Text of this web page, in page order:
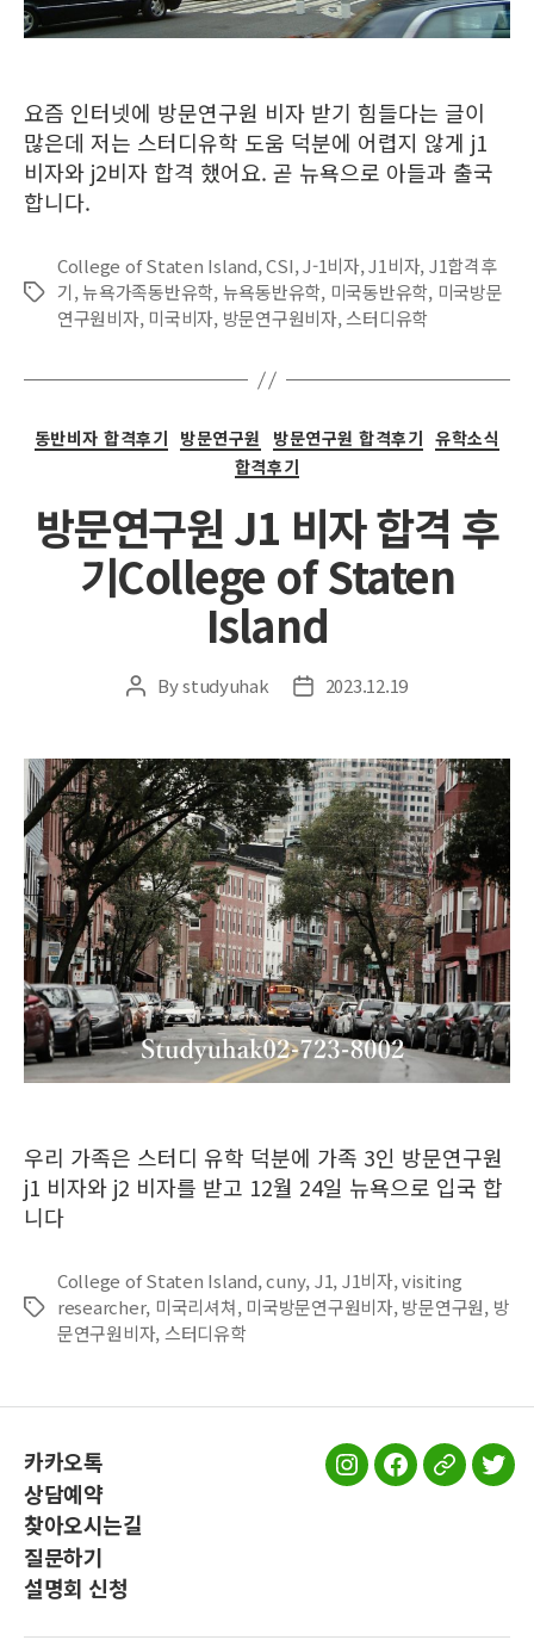
요즘 인터넷에 방문연구원 비자 받기 힘들다는 글이
많은데 저는 스터디유학 도움 덕분에 어렵지 않게 j1
비자와 j2비자 합격 했어요. 곧 뉴욕으로 아들과 출국
합니다.
Tags
College of Staten Island,CSI,J-1비자,J1비자, J1합격후
기,뉴욕가족동반유학, 뉴욕동반유학, 미국동반유학, 미국방문
연구원비자, 미국비자, 방문연구원비자,스터디유학
Categories
동반비자 합격후기 방문연구원 방문연구원 합격후기 유학소식
합격후기
방문연구원 J1 비자 합격 후
기College of Staten
Island
PostBystudyuhak
Post2023.12.19
우리 가족은 스터디 유학 덕분에 가족 3인 방문연구원
j1 비자와 j2 비자를 받고 12월 24일 뉴욕으로 입국 합
니다
Tags
College of Staten Island,cuny, J1, J1비자,visiting
researcher, 미국리셔쳐, 미국방문연구원비자, 방문연구원, 방
문연구원비자, 스터디유학
카카오톡
상담예약
찾아오시는길
질문하기
설명회 신청
스
스
스
스